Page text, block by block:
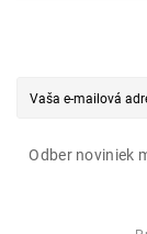
Odber noviniek